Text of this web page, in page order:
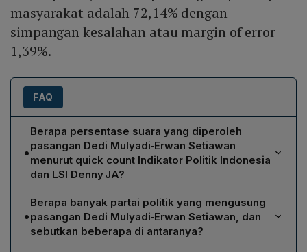
masyarakat adalah 72,14% dengan
simpangan kesalahan atau margin of error
1,39%.
FAQ
•
Berapa persentase suara yang diperoleh
pasangan Dedi Mulyadi‑Erwan Setiawan
menurut quick count Indikator Politik Indonesia
dan LSI Denny JA?
Menurut quick count Indikator Politik Indonesia,
pasangan Dedi‑Erwan memperoleh 60,29 persen.
Sementara hasil quick count LSI Denny JA menunjukkan
persentase yang lebih tinggi, yaitu 62,22 persen.
•
Berapa banyak partai politik yang mengusung
pasangan Dedi Mulyadi‑Erwan Setiawan, dan
sebutkan beberapa di antaranya?